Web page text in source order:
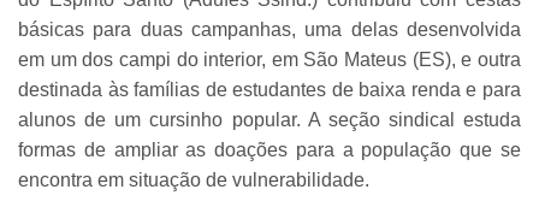
básicas para duas campanhas, uma delas desenvolvida
em um dos campi do interior, em São Mateus (ES), e outra
destinada às famílias de estudantes de baixa renda e para
alunos de um cursinho popular. A seção sindical estuda
formas de ampliar as doações para a população que se
encontra em situação de vulnerabilidade.